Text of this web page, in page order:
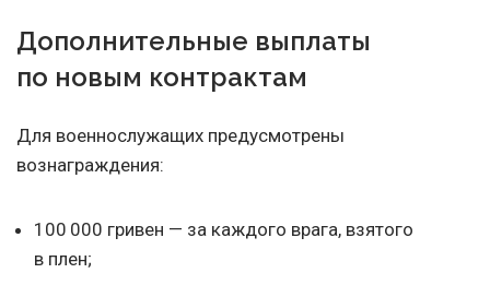
Дополнительные выплаты
по новым контрактам
Для военнослужащих предусмотрены
вознаграждения:
100 000 гривен — за каждого врага, взятого
в плен;